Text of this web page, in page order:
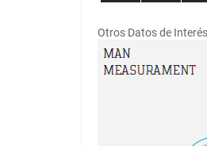
Otros Datos de Interés